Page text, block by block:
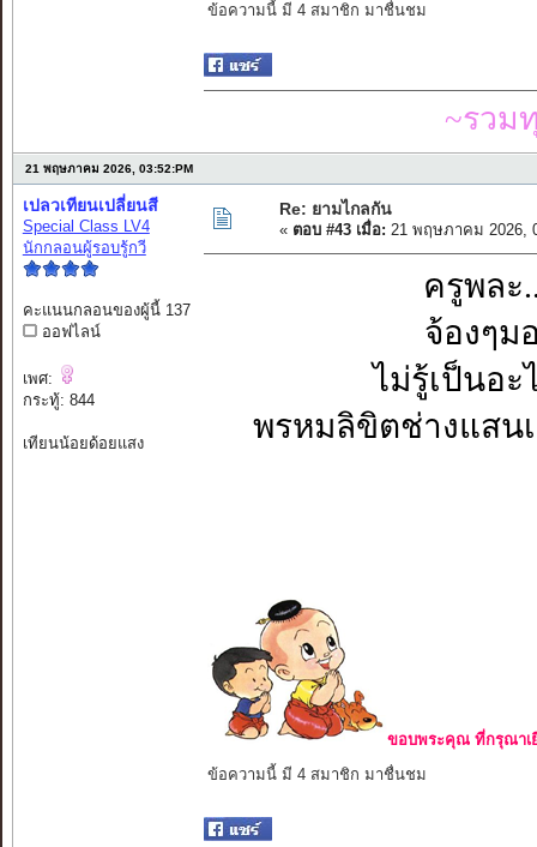
ข้อความนี้ มี 4 สมาชิก มาชื่นชม
~รวม
21 พฤษภาคม 2026, 03:52:PM
เปลวเทียนเปลี่ยนสี
Special Class LV4
นักกลอนผู้รอบรู้กวี
คะแนนกลอนของผู้นี้ 137
ออฟไลน์
เพศ:
กระทู้: 844
เทียนน้อยด้อยแสง
Re: ยามไกลกัน
« ตอบ #43 เมื่อ: 21 พฤษภาคม 2026,
ครูพละ
จ้องๆม
ไม่รู้เป็นอะ
พรหมลิขิตช่างแสน
ขอบพระคุณ ที่กรุณาเ
ข้อความนี้ มี 4 สมาชิก มาชื่นชม